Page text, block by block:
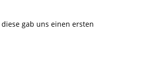
gab uns einen ersten